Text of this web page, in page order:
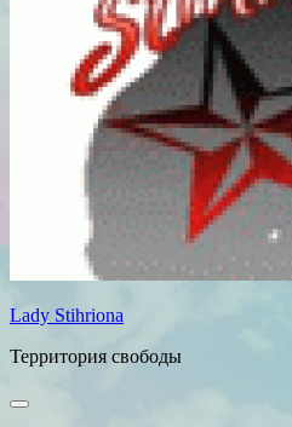
Lady Stihriona
Территория свободы